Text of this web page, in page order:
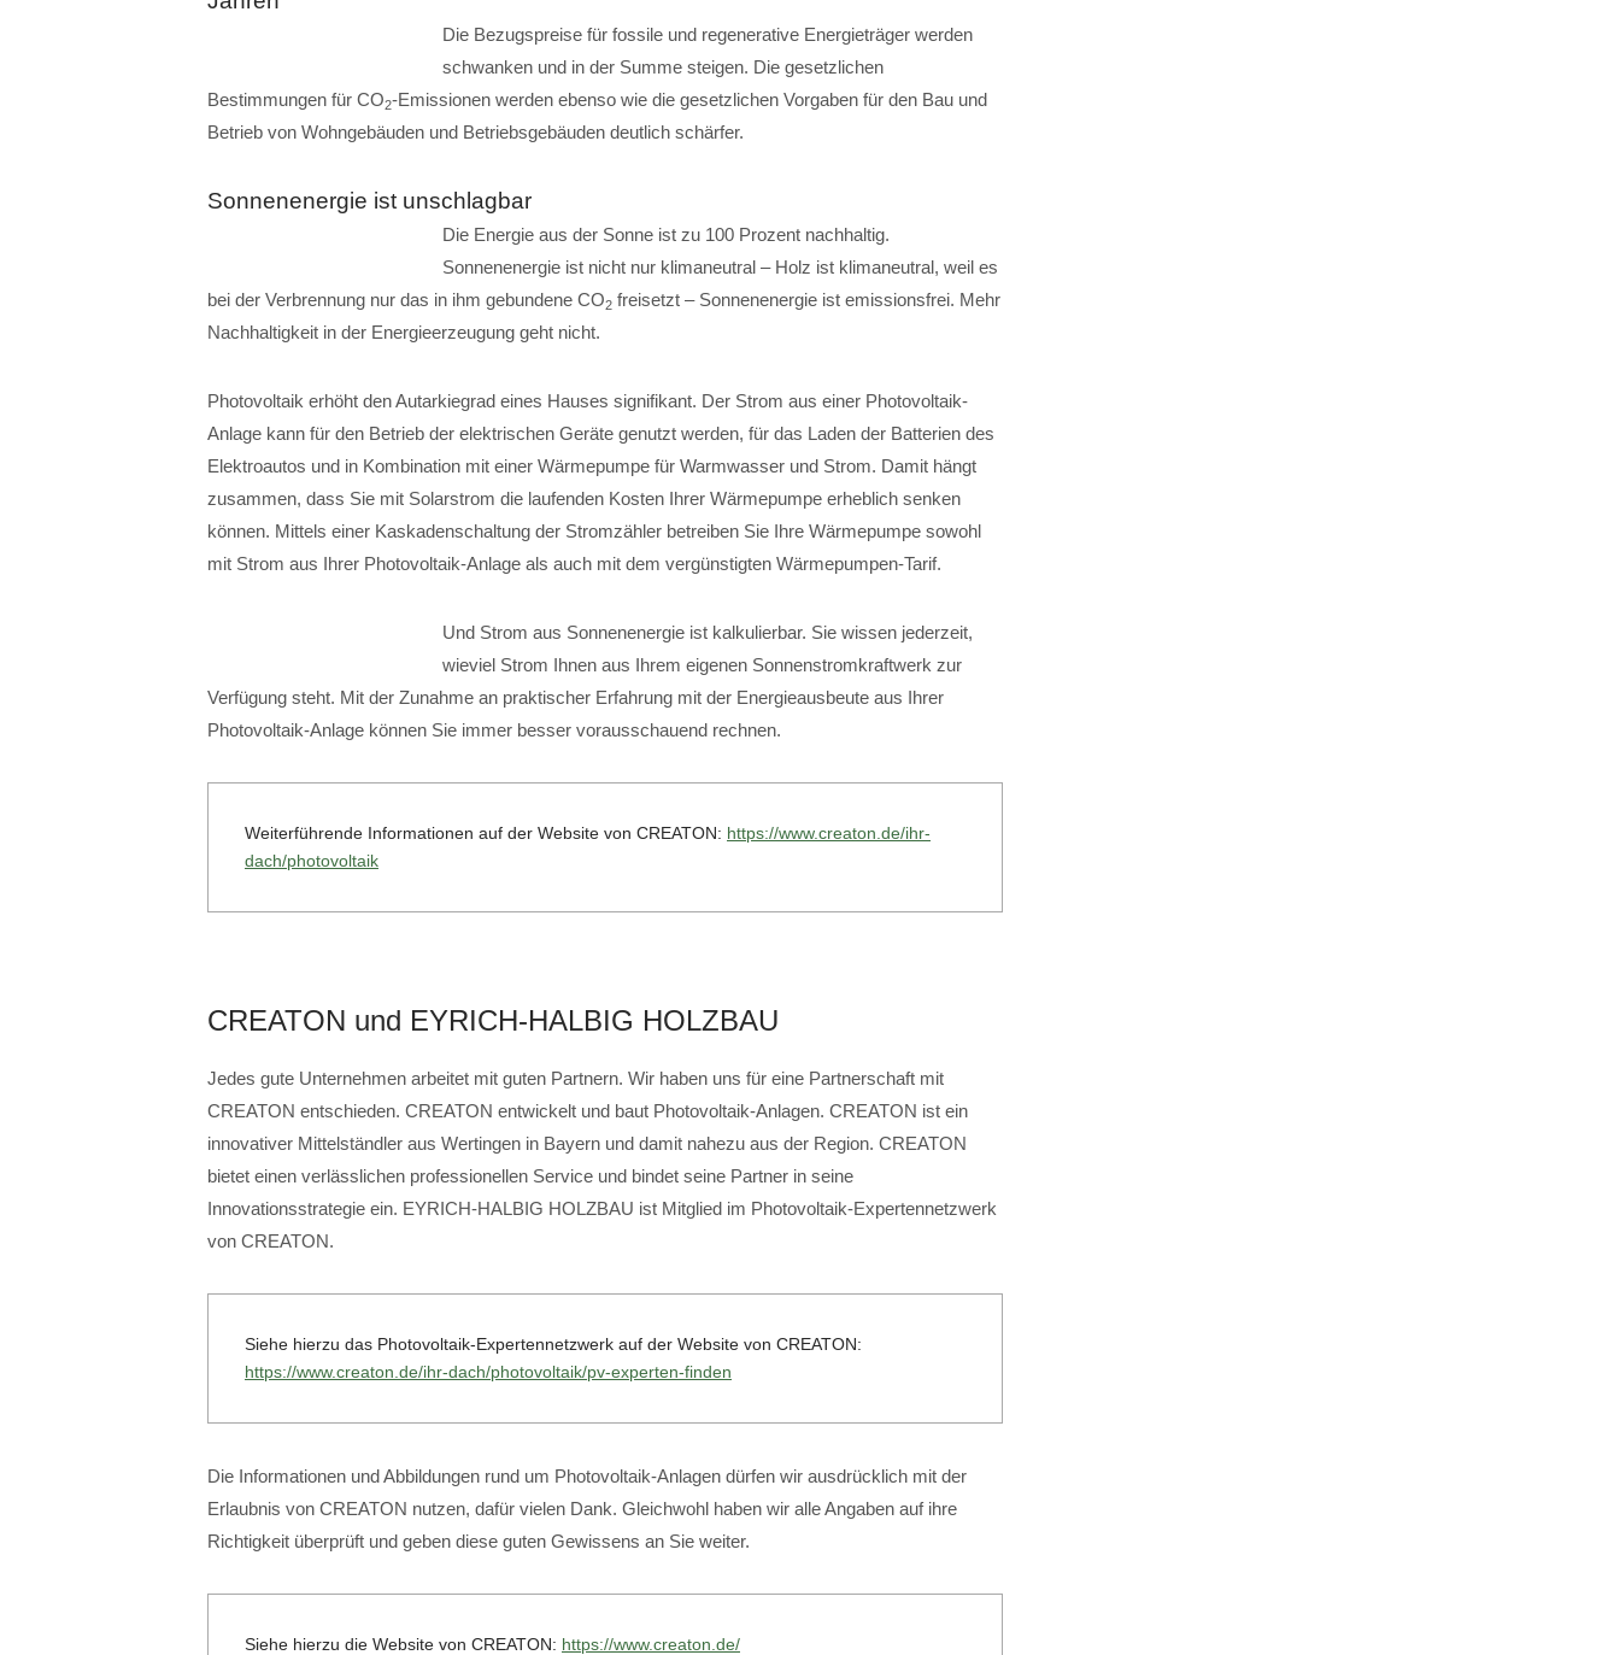
Die Bezugspreise für fossile und regenerative Energieträger werden
schwanken und in der Summe steigen. Die gesetzlichen
Bestimmungen für CO2-Emissionen werden ebenso wie die gesetzlichen Vorgaben für den Bau und
Betrieb von Wohngebäuden und Betriebsgebäuden deutlich schärfer.
Sonnenenergie ist unschlagbar
Die Energie aus der Sonne ist zu 100 Prozent nachhaltig.
Sonnenenergie ist nicht nur klimaneutral – Holz ist klimaneutral, weil es
bei der Verbrennung nur das in ihm gebundene CO2 freisetzt – Sonnenenergie ist emissionsfrei. Mehr
Nachhaltigkeit in der Energieerzeugung geht nicht.
Photovoltaik erhöht den Autarkiegrad eines Hauses signifikant. Der Strom aus einer Photovoltaik-
Anlage kann für den Betrieb der elektrischen Geräte genutzt werden, für das Laden der Batterien des
Elektroautos und in Kombination mit einer Wärmepumpe für Warmwasser und Strom. Damit hängt
zusammen, dass Sie mit Solarstrom die laufenden Kosten Ihrer Wärmepumpe erheblich senken
können. Mittels einer Kaskadenschaltung der Stromzähler betreiben Sie Ihre Wärmepumpe sowohl
mit Strom aus Ihrer Photovoltaik-Anlage als auch mit dem vergünstigten Wärmepumpen-Tarif.
Und Strom aus Sonnenenergie ist kalkulierbar. Sie wissen jederzeit,
wieviel Strom Ihnen aus Ihrem eigenen Sonnenstromkraftwerk zur
Verfügung steht. Mit der Zunahme an praktischer Erfahrung mit der Energieausbeute aus Ihrer
Photovoltaik-Anlage können Sie immer besser vorausschauend rechnen.
Weiterführende Informationen auf der Website von CREATON: https://www.creaton.de/ihr-
dach/photovoltaik
CREATON und EYRICH-HALBIG HOLZBAU
Jedes gute Unternehmen arbeitet mit guten Partnern. Wir haben uns für eine Partnerschaft mit
CREATON entschieden. CREATON entwickelt und baut Photovoltaik-Anlagen. CREATON ist ein
innovativer Mittelständler aus Wertingen in Bayern und damit nahezu aus der Region. CREATON
bietet einen verlässlichen professionellen Service und bindet seine Partner in seine
Innovationsstrategie ein. EYRICH-HALBIG HOLZBAU ist Mitglied im Photovoltaik-Expertennetzwerk
von CREATON.
Siehe hierzu das Photovoltaik-Expertennetzwerk auf der Website von CREATON:
https://www.creaton.de/ihr-dach/photovoltaik/pv-experten-finden
Die Informationen und Abbildungen rund um Photovoltaik-Anlagen dürfen wir ausdrücklich mit der
Erlaubnis von CREATON nutzen, dafür vielen Dank. Gleichwohl haben wir alle Angaben auf ihre
Richtigkeit überprüft und geben diese guten Gewissens an Sie weiter.
Siehe hierzu die Website von CREATON: https://www.creaton.de/